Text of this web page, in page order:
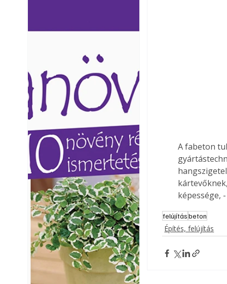
A fabeton
képessége,
felújításbeton
Építés, felújítás